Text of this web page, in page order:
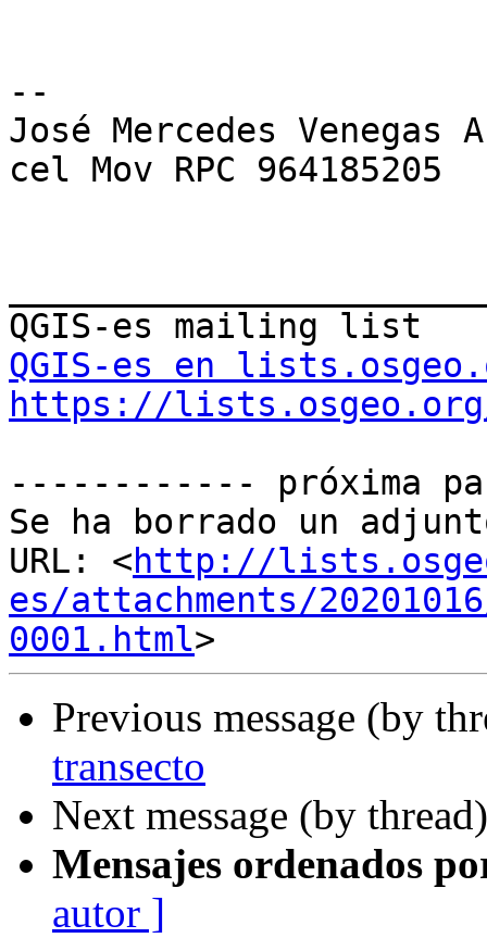
--
José Mercedes Venegas
cel Mov RPC 964185205
QGIS-es en
https://
------------ próxima
Se ha borrado un
URL: <http://
es/attachments/
0001.html
Previous message (by
transecto
Next message (by
Mensajes ordenados
autor ]